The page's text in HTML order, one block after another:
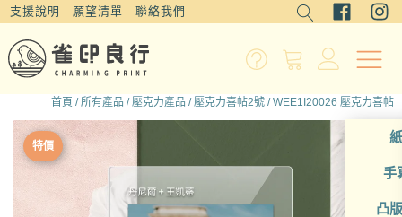
支援說明 願望清單 聯絡我們
手
凸
首頁 /所有產品 /壓克力產品 /壓克力喜帖2號 / WEE1I20026 壓克力喜帖
特價